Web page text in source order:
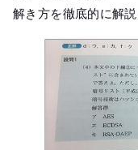
解き方を徹底的に解説